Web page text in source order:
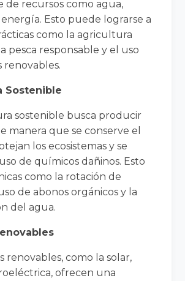
de recursos como agua,
Esto puede lograrse a
como la agricultura
pesca responsable y el uso
renovables.
Sostenible
sostenible busca producir
manera que se conserve el
los ecosistemas y se
de químicos dañinos. Esto
como la rotación de
de abonos orgánicos y la
del agua.
renovables, como la solar,
ofrecen una